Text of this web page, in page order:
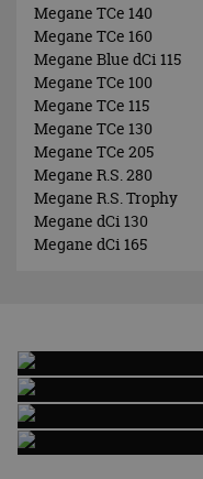
Megane TCe 140
Megane TCe 160
Megane Blue dCi 115
Megane TCe 100
Megane TCe 115
Megane TCe 130
Megane TCe 205
Megane R.S. 280
Megane R.S. Trophy
Megane dCi 130
Megane dCi 165